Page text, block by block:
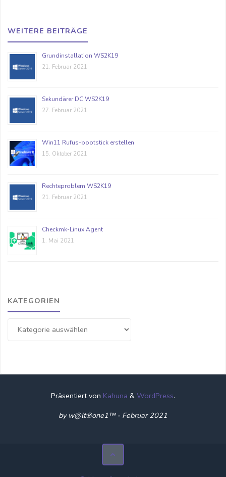
WEITERE BEITRÄGE
Grundinstallation WS2K19
21. Februar 2021
Sekundärer DC WS2K19
27. Februar 2021
Win11 Rufus-bootstick erstellen
15. Oktober 2021
Rechteproblem WS2K19
21. Februar 2021
Checkmk-Linux Agent
1. Mai 2021
KATEGORIEN
Präsentiert von Kahuna & WordPress.
by w@lt®one1™ - Februar 2021